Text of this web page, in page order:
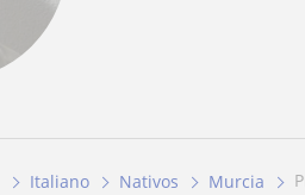
Italiano Nativos Murcia